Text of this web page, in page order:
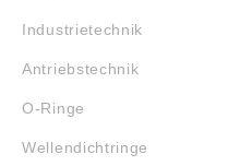
Industrietechnik
Antriebstechnik
O-Ringe
Wellendichtringe